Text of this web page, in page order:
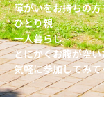
障がいをお持ちの方
ひとり親
一人暮らし
とにかくお腹が空
気軽に参加してみ